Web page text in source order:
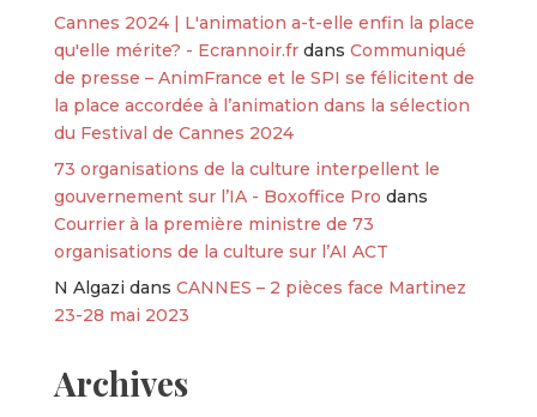
Cannes 2024 | L'animation a-t-elle enfin la place
qu'elle mérite? - Ecrannoir.frdans Communiqué
de presse – AnimFrance et le SPI se félicitent de
la place accordée à l’animation dans la sélection
du Festival de Cannes 2024
73 organisations de la culture interpellent le
gouvernement sur l’IA - Boxoffice Pro dans
Courrier à la première ministre de 73
organisations de la culture sur l’AI ACT
N Algazi dans CANNES – 2 pièces face Martinez
23-28 mai 2023
Archives